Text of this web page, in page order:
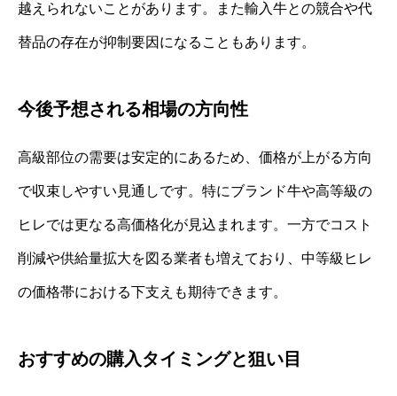
越えられないことがあります。また輸入牛との競合や代
替品の存在が抑制要因になることもあります。
今後予想される相場の方向性
高級部位の需要は安定的にあるため、価格が上がる方向
で収束しやすい見通しです。特にブランド牛や高等級の
ヒレでは更なる高価格化が見込まれます。一方でコスト
削減や供給量拡大を図る業者も増えており、中等級ヒレ
の価格帯における下支えも期待できます。
おすすめの購入タイミングと狙い目